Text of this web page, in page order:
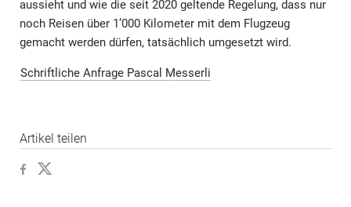
aussieht und wie die seit 2020 geltende Regelung, dass nur
noch Reisen über 1’000 Kilometer mit dem Flugzeug
gemacht werden dürfen, tatsächlich umgesetzt wird.
Schriftliche Anfrage Pascal Messerli
Artikel teilen